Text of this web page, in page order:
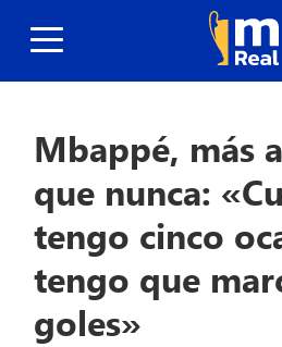
Mbappé, más
que nunca:
tengo cinco
tengo que
goles»